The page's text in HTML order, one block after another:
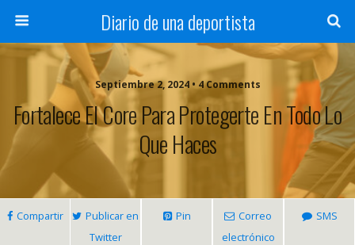
Diario de una deportista
Septiembre 2, 2024 • 4 Comments
Fortalece El Core Para Protegerte En Todo Lo
Que Haces
Compartir
Publicar en
Twitter
Pin
Correo
electrónico
SMS